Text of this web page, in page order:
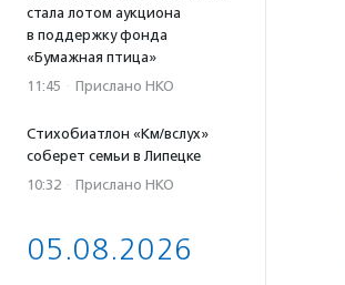
стала лотом аукциона
в поддержку фонда
«Бумажная птица»
11:45 · Прислано НКО
Стихобиатлон «Км/вслух»
соберет семьи в Липецке
10:32 · Прислано НКО
05.08.2026